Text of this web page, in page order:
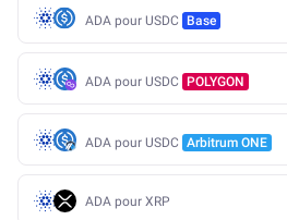
ADA pour USDC Base
ADA pour USDC POLYGON
ADA pour USDC Arbitrum ONE
ADA pour XRP